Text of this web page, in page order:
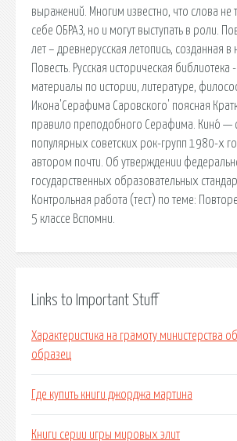
выражений. Многим известно, что слова не
себе ОБРАЗ, но и могут выступать в роли.
лет – древнерусская летопись, созданная в
Повесть. Русская историческая библиотека
материалы по истории, литературе,
Икона'Серафима Саровского' поясная
правило преподобного Серафима. Кино́ —
популярных советских рок-групп 1980-х
автором почти. Об утверждении
государственных образовательных
Контрольная работа (тест) по теме:
5 классе Вспомни.
Links to Important Stuff
Характеристика на грамоту министерства
образец
Где купить книги джорджа мартина
Книги серии игры мировых элит